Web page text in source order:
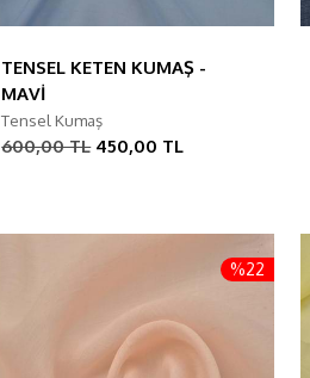
TENSEL KETEN KUMAŞ -
MAVİ
Tensel Kumaş
600,00 TL 450,00 TL
%22